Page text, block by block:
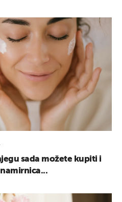
sada možete kupiti i